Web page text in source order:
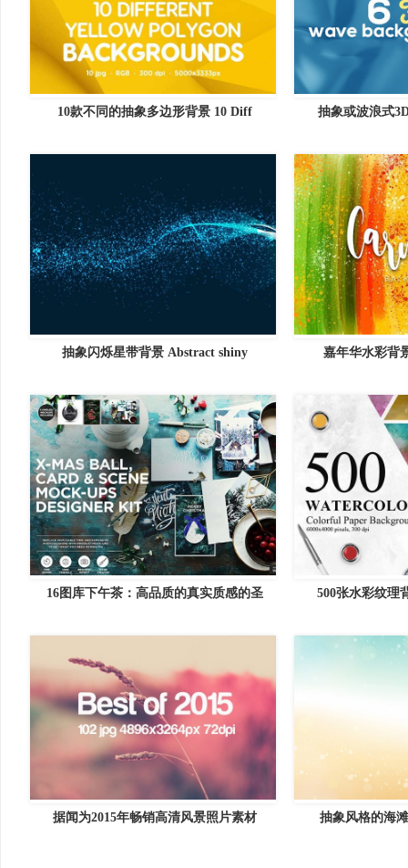
10款不同的抽象多边形背景 10 Diff 抽象或波浪式
抽象闪烁星带背景 Abstract shiny 嘉年华水彩背
16图库下午茶：高品质的真实质感的圣 500张水彩纹理
据闻为2015年畅销高清风景照片素材 抽象风格的海